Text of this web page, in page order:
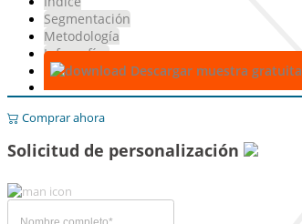
Segmentación
Metodología
Infografías
Descargar muestra gratuita
Comprar ahora
Solicitud de personalización